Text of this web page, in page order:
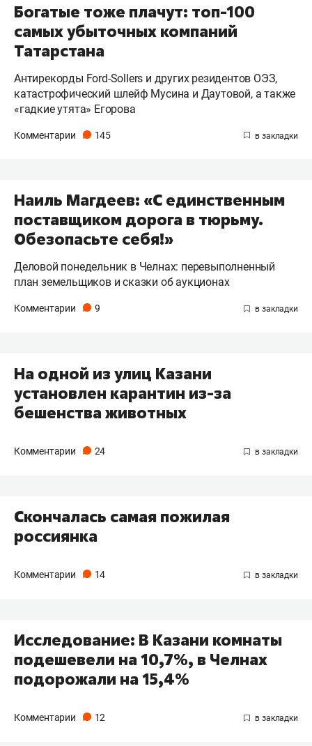
Богатые тоже плачут: топ-100
самых убыточных компаний
Татарстана
Антирекорды Ford-Sollers и других резидентов ОЭЗ,
катастрофический шлейф Мусина и Даутовой, а также
«гадкие утята» Егорова
Комментарии 145
Наиль Магдеев: «С единственным
поставщиком дорога в тюрьму.
Обезопасьте себя!»
Деловой понедельник в Челнах: перевыполненный
план земельщиков и сказки об аукционах
Комментарии 9
На одной из улиц Казани
установлен карантин из-за
бешенства животных
Комментарии 24
Скончалась самая пожилая
россиянка
Комментарии 14
​Исследование: В Казани комнаты​
подешевели на 10,7%, в Челнах
подорожали на 15,4%
Комментарии 12